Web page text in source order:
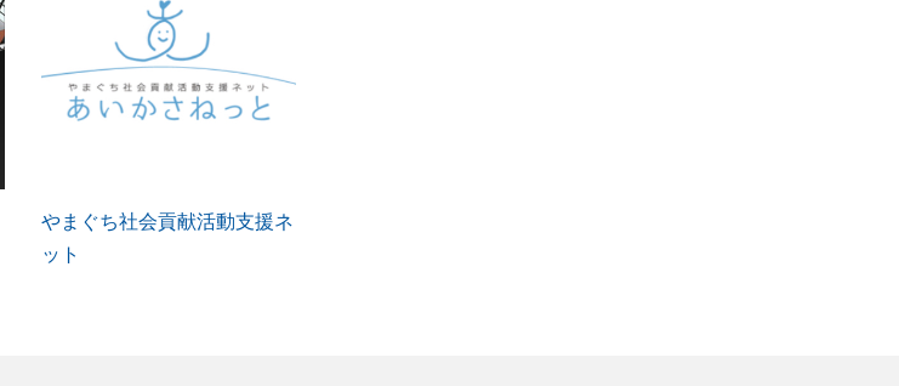
やまぐち社会貢献活動支援ネ
ット